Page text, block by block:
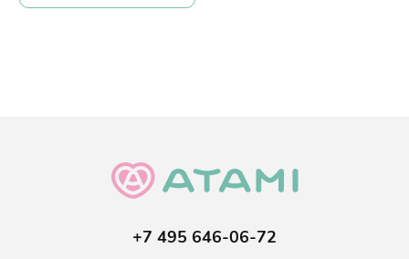
+7 495 646-06-72